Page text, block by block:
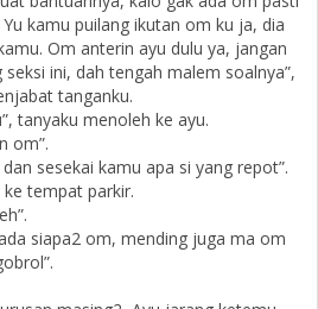
kamu puilang ikutan om ku ja, dia
Om anterin ayu dulu ya, jangan
ini, dah tengah malem soalnya”,
tanganku.
tanyaku menoleh ke ayu.
om”.
sesekai kamu apa si yang repot”.
tempat parkir.
siapa2 om, mending juga ma om